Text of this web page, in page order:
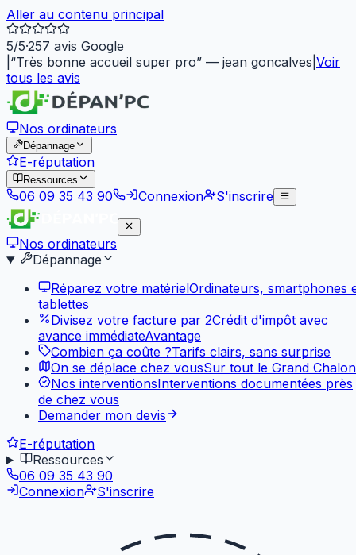
Aller au contenu principal
5/5·257 avis Google
“Très bonne accueil super pro” — jean goncalves Voir
tous les avis
Nos ordinateurs
Dépannage
E-réputation
Ressources
06 09 35 43 90 Connexion S'inscrire
Nos ordinateurs
Dépannage
Réparez votre matérielOrdinateurs, smartphones
tablettes
Divisez votre facture par 2Crédit d'impôt avec
avance immédiateAvantage
Combien ça coûte ?Tarifs clairs, sans surprise
On se déplace chez vousSur tout le Grand Chalon
Nos interventionsInterventions documentées près
de chez vous
Demander mon devis
E-réputation
Ressources
06 09 35 43 90
Connexion
S'inscrire